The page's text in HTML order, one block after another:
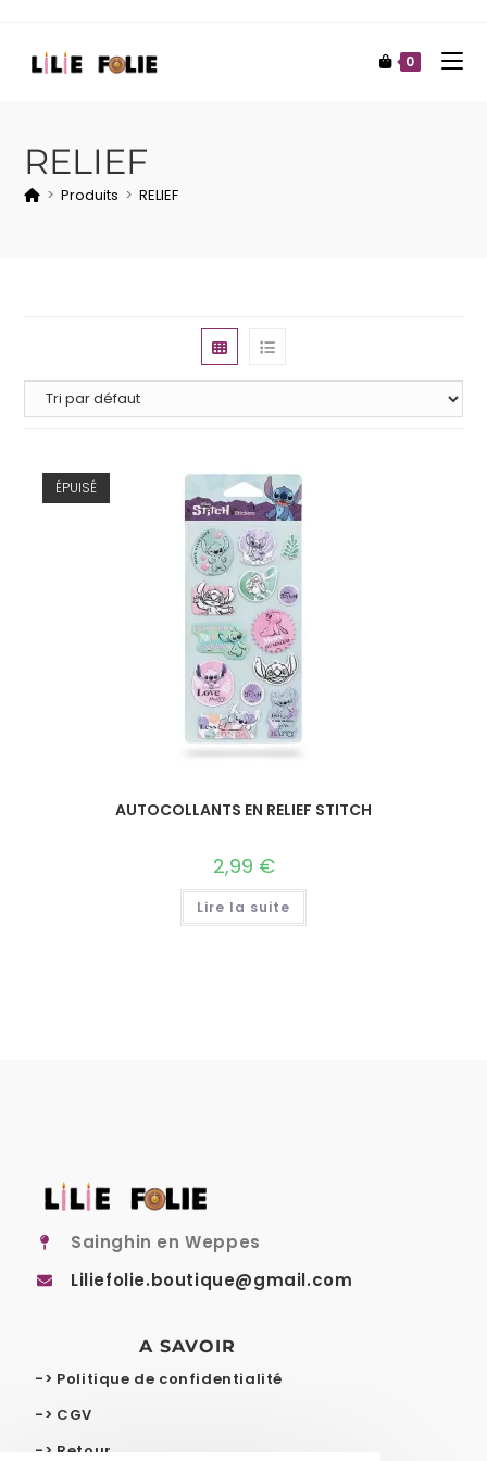
0
RELIEF
> Produits > RELIEF
ÉPUISÉ
AUTOCOLLANTS EN RELIEF STITCH
2,99 €
Lire la suite
Sainghin en Weppes
Liliefolie.boutique@gmail.com
A SAVOIR
-> Politique de confidentialité
-> CGV
-> Retour